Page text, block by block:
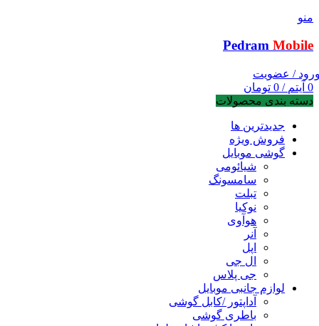
منو
Pedram Mobile
/ عضویت
0 آیتم /
0 تومان
دسته بندی محصولات
جدیدترین ها
فروش ویژه
گوشی موبایل
شیائومی
سامسونگ
تبلت
نوکیا
هوآوی
آنر
اپل
ال جی
جی پلاس
لوازم جانبی موبایل
آداپتور /کابل گوشی
باطری گوشی